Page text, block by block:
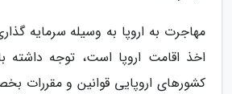
مهاجرت به اروپا به وسیله سرمایه
اخذ اقامت اروپا است، توجه داشته
کشورهای اروپایی قوانین و مقررات